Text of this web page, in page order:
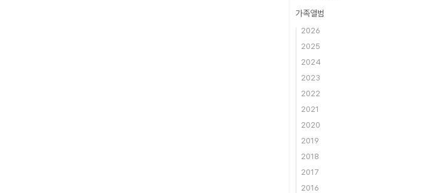
가족앨범
2026
2025
2024
2023
2022
2021
2020
2019
2018
2017
2016